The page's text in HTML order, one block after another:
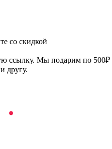
со скидкой
ссылку. Мы подарим по 500₽
другу.